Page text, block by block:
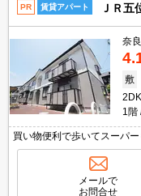
PR 賃貸アパート ＪＲ五
奈
敷
2DK
1階
買い物便利で歩いてスーパ
身様にもオススメ♪ゆった
もバッチリ完備☆とにかく
メールで
お問合せ